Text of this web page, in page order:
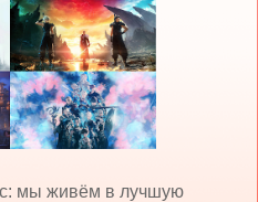
мы живём в лучшую